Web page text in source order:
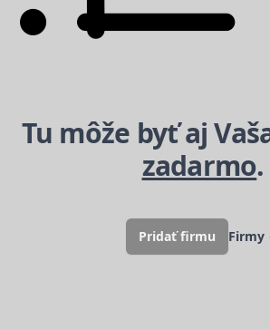
Tu môže byť aj
zadarmo.
Pridať firmu Firmy